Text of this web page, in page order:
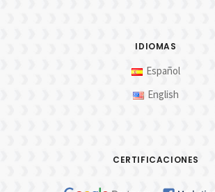
IDIOMAS
Español
English
CERTIFICACIONES